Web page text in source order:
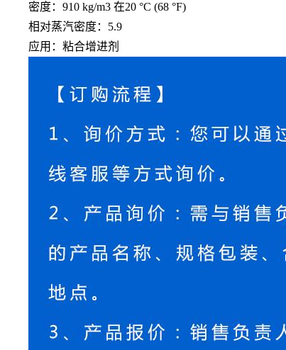
密度： 910 kg/m3 在20 °C (68 °F)
相对蒸汽密度： 5.9
应用：粘合增进剂